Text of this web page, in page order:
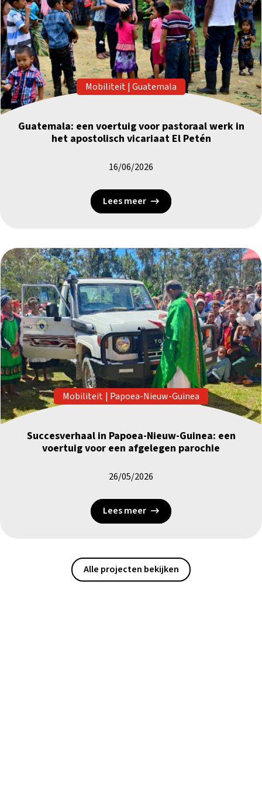
Mobiliteit| Guatemala
Guatemala: een voertuig voor pastoraal werk in
het apostolisch vicariaat El Petén
16/06/2026
Lees meer
Mobiliteit | Papoea-Nieuw-Guinea
Succesverhaal in Papoea-Nieuw-Guinea: een
voertuig voor een afgelegen parochie
26/05/2026
Lees meer
Alle projecten bekijken